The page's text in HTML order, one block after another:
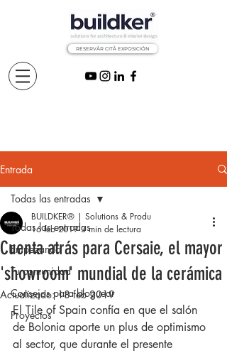
RESERVÅR CITÅ EXPOSICIÓN
Entrada
Todas las entradas
Empezando
Tu comunidad
Consejos para bloguear
Proyectos
Todas las entradas
Cuenta atrás para Cersaie, el mayor
'showroom' mundial de la cerámica
BUILDKER® | Solutions & Produ
16 feb 2019 3 min de lectura
Actualizado:18 feb 2019
El Tile of Spain confía en que el salón
de Bolonia aporte un plus de optimismo
al sector, que durante el presente